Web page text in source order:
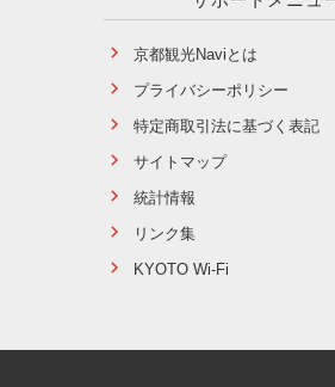
京都観光Naviとは
プライバシーポリシー
特定商取引法に基づく表記
サイトマップ
統計情報
リンク集
KYOTO Wi-Fi